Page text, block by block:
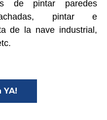
de pintar paredes
pintar e
de la nave industrial,
YA!